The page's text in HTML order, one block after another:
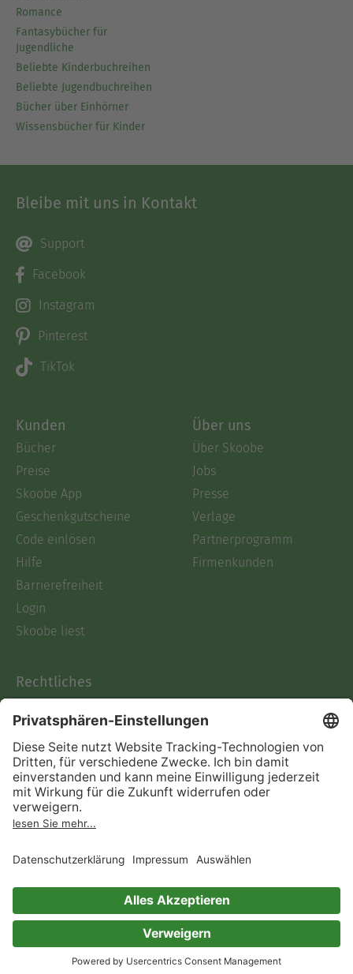
Romance
Fantasybücher für
Jugendliche
Beliebte Kinderbuchreihen
Beliebte Jugendbuchreihen
Bücher über Einhörner
Wissensbücher für Kinder
Bleibe mit uns in Kontakt
Support
Facebook
Instagram
Pinterest
TikTok
Kunden
Bücher
Preise
Skoobe App
Geschenkgutscheine
Code einlösen
Hilfe
Barrierefreiheit
Login
Skoobe liest
Über uns
Über Skoobe
Jobs
Presse
Verlage
Partnerprogramm
Firmenkunden
Rechtliches
AGB
Informationen nach Data
Act
Verträge hier kündigen
Impressum
Immer ein gutes Buch